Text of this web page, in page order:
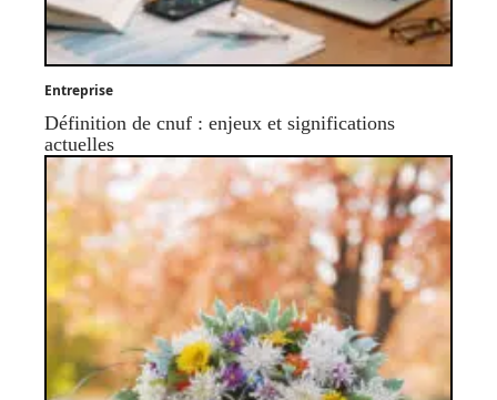
Entreprise
Définition de cnuf : enjeux et significations
actuelles